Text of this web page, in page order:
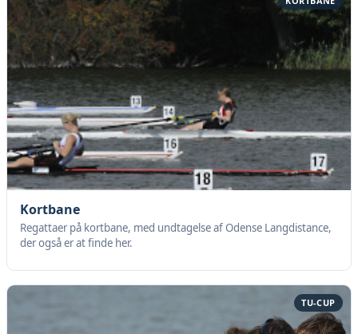
Kortbane
Regattaer på kortbane, med undtagelse af Odense Langdistance,
der også er at finde her.
TU-CUP